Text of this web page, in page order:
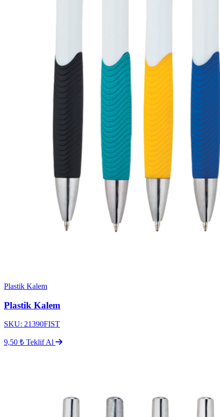
Plastik Kalem
Plastik Kalem
SKU: 21390FIST
9,50 ₺ Teklif Al